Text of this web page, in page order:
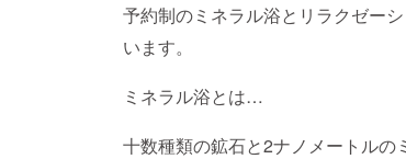
予約制のミネラル浴とリラクゼー
います。
ミネラル浴とは…
十数種類の鉱石と2ナノメートルの